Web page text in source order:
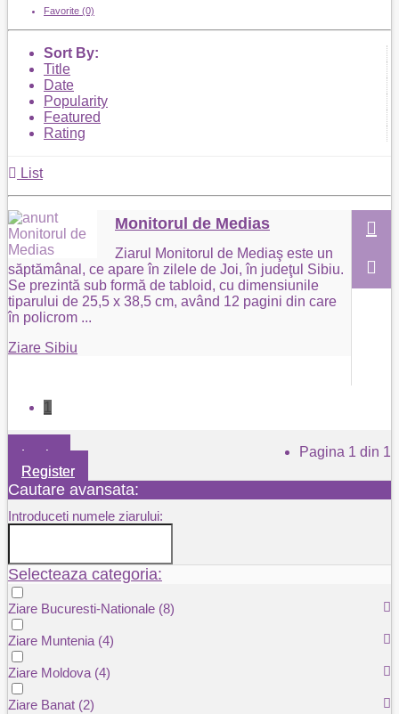
Favorite (0)
Sort By:
Title
Date
Popularity
Featured
Rating
List
Monitorul de Medias
Ziarul Monitorul de Mediaş este un
săptămânal, ce apare în zilele de Joi, în judeţul Sibiu.
Se prezintă sub formă de tabloid, cu dimensiunile
tiparului de 25,5 x 38,5 cm, având 12 pagini din care
în policrom ...
Ziare Sibiu
1
Pagina 1 din 1
Login
Register
Cautare avansata:
Introduceti numele ziarului:
Selecteaza categoria:
Ziare Bucuresti-Nationale (8)
Ziare Muntenia (4)
Ziare Moldova (4)
Ziare Banat (2)